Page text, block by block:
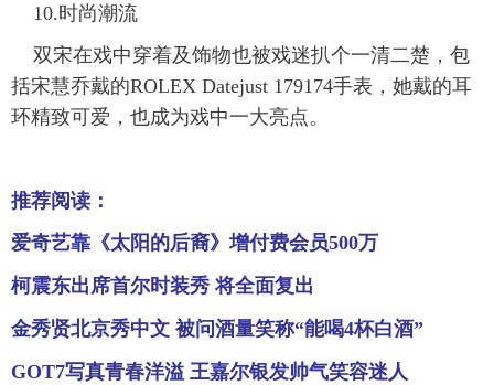
10.时尚潮流
双宋在戏中穿着及饰物也被戏迷扒个一清二楚，包
括宋慧乔戴的ROLEX Datejust 179174手表，她戴的耳
环精致可爱，也成为戏中一大亮点。
推荐阅读：
爱奇艺靠《太阳的后裔》增付费会员500万
柯震东出席首尔时装秀 将全面复出
金秀贤北京秀中文 被问酒量笑称“能喝4杯白酒”
GOT7写真青春洋溢 王嘉尔银发帅气笑容迷人